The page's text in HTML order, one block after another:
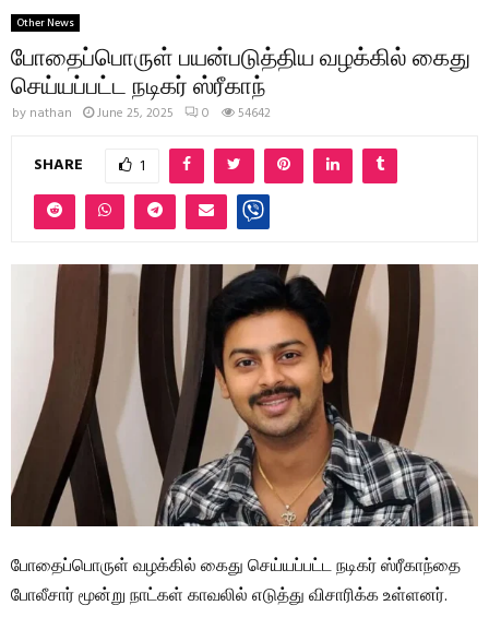
Other News
போதைப்பொருள் பயன்படுத்திய வழக்கில் கைது
செய்யப்பட்ட நடிகர் ஸ்ரீகாந்
by nathan June 25, 2025 0 54642
SHARE 1
போதைப்பொருள் வழக்கில் கைது செய்யப்பட்ட நடிகர் ஸ்ரீகாந்தை
போலீசார் மூன்று நாட்கள் காவலில் எடுத்து விசாரிக்க உள்ளனர்.